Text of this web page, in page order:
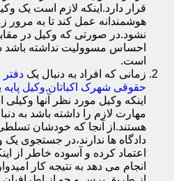
قرار دارد.اینکه لازم است یک
هوشمندانه عمل کند تا به مرور
نشود.در صورتی که وکیل در
احساس مسوولیت نداشته
است.
زمانی که افراد به دنبال یک
حقوقی شهرک اکباتان,وکیل
اینکه وکیل مورد نظر آنها
مهارت لازم را داشته باشد به
هستند.از آنجا که خودشان
دادگاه ها ندارند،در جستجوی
اعتماد کرده و آسوده خاطر از
انجام می دهد به نتیجه کار